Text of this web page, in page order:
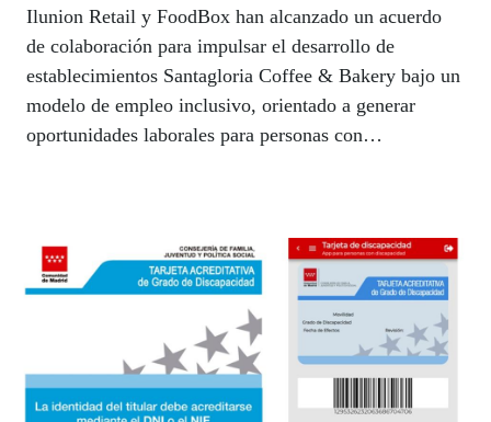
Ilunion Retail y FoodBox han alcanzado un acuerdo
de colaboración para impulsar el desarrollo de
establecimientos Santagloria Coffee & Bakery bajo un
modelo de empleo inclusivo, orientado a generar
oportunidades laborales para personas con